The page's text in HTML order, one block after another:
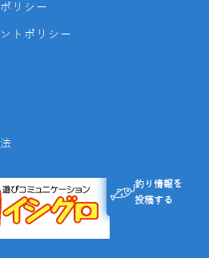
釣り情報を
投稿する
リシー
トポリシー